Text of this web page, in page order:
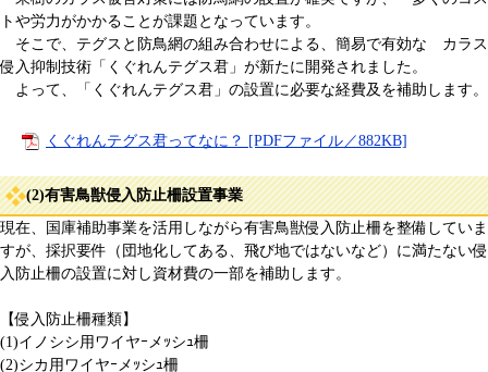
トや労力がかかることが課題となっています。
そこで、テグスと防鳥網の組み合わせによる、簡易で有効な カラス
侵入抑制技術「くぐれんテグス君」が新たに開発されました。
よって、「くぐれんテグス君」の設置に必要な経費及を補助します。
くぐれんテグス君ってなに？ [PDFファイル／882KB]
(2)有害鳥獣侵入防止柵設置事業
現在、国庫補助事業を活用しながら有害鳥獣侵入防止柵を整備していま
すが、採択要件（団地化してある、飛び地ではないなど）に満たない侵
入防止柵の設置に対し資材費の一部を補助します。
【侵入防止柵種類】
(1)イノシシ用ワイヤｰメｯシｭ柵
(2)シカ用ワイヤｰメｯシｭ柵